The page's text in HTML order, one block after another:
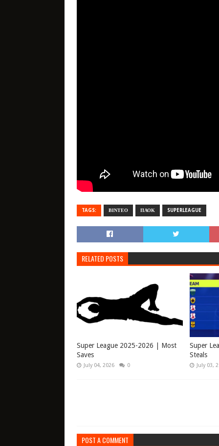
TAGS: ΒΙΝΤΕΟ ΠΑΟΚ SUPERLEAGUE
RELATED POSTS
Super League 2025-2026 | Most
Saves
July 04, 2026 0
Super
Steals
July 03,
POST A COMMENT